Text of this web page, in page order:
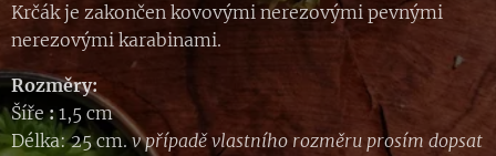
Krčák je zakončen kovovými nerezovými pevnými
nerezovými karabinami.
Rozměry:
Šíře:1,5 cm
Délka: 25 cm.v případě vlastního rozměru prosím dopsat